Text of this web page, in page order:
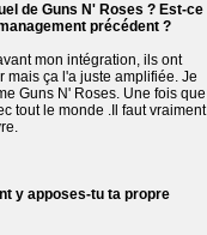
de Guns N' Roses ? Est-ce
précédent ?
mon intégration, ils ont
mais ça l'a juste amplifiée. Je
Guns N' Roses. Une fois que
tout le monde .Il faut vraiment
y apposes-tu ta propre